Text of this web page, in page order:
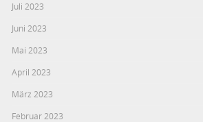
Juli 2023
Juni 2023
Mai 2023
April 2023
März 2023
Februar 2023